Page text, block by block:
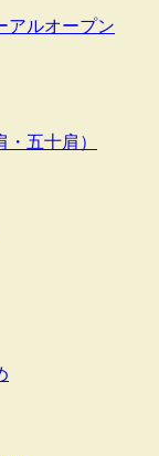
アルオープン
五十肩）